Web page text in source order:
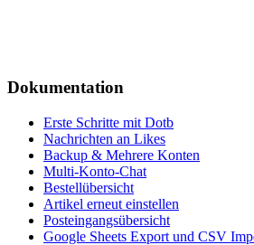
Dokumentation
Erste Schritte mit Dotb
Nachrichten an Likes
Backup & Mehrere Konten
Multi-Konto-Chat
Bestellübersicht
Artikel erneut einstellen
Posteingangsübersicht
Google Sheets Export und CSV